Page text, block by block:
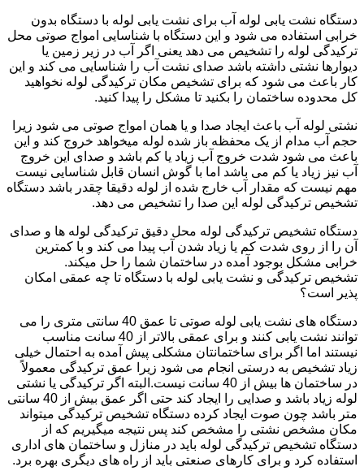
دستگاه نشت یابی لوله آب برای نشت یابی لوله با دستگاه بدون
خرابی استفاده می شود و این دستگاه با شناسایی امواج صوتی محل
ترکیدگی لوله را تشخیص می دهد یعنی اگر آب در زیر زمین یا
دیوارها نشتی داشته باشد صدای نشت آب را شناسایی می کند و این
کار باعث می شود که برای تشخیص مکان ترکیدگی لوله نخواهید
کل محدوده ساختمان را بکنید تا مشکل را پیدا کنید.
نشتی لوله آب باعث ایجاد صدا و یا همان امواج صوتی می شود زیرا
حجم آب مدام از یک محفظه باز شده لوله میخواهد خروج کند و این
باعث می شود شدت خروج آب زیاد یا کم باشد و صدای این خروج
آب نیز زیاد یا کم می باشد اما با گوش انسان قابل شناسایی نیست
مهم نیست که مقدار آب خارج شده از لوله دقیقا چقدر باشد دستگاه
تشخیص ترکیدگی لوله این صدا را تشخیص می دهد.
دستگاه تشخیص ترکیدگی لوله محل دقیق ترکیدگی لوله ها و صدای
آن را از روی شدت کم یا زیاد شدن آب پیدا می کند و با کمترین
خرابی مشکل بوجود آمده در ساختمان شما را حل میکند.
تشخیص ترکیدگی و نشت یابی لوله با دستگاه تا چه عمقی امکان
پذیر است؟
دستگاه های نشت یابی لوله صوتی تا عمق 40 سانتی متری را می
توانند نشت یابی کنند و برای عمقی بالاتر از 40 سانت مناسب
نیستند اما اگر برای ساختمانتان مشکلی پیش آمده به احتمال خیلی
زیاد تشخیص به درستی انجام می شود زیرا عمق ترکیدگی معمولاً
در ساختمان ها بیش از 40 سانت نیست.البته اگر ترکیدگی یا نشتی
لوله زیاد باشد و صدایی را ایجاد کند حتی اگر عمق بیش از 40 سانتی
متر باشد چون صوت ایجاد کرده دستگاه تشخیص ترکیدگی میتواند
مکان مشخص نشتی را مشخص کند پس نتیجه میگیریم که از
دستگاه تشخیص ترکیدگی لوله باید در منازل و ساختمان های اداری
استفاده کرد و برای کارهای صنعتی باید از راه های دیگری بهره برد.